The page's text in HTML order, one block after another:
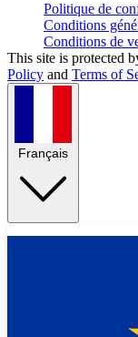
Politique de
Conditions
Conditions de
This site is protected
Policy and Terms of
Français